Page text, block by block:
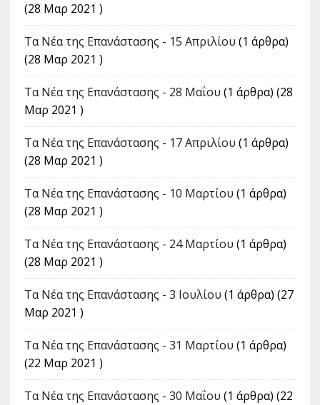
(28 Μαρ 2021 )
Τα Νέα της Επανάστασης - 15 Απριλίου (1 άρθρα)
(28 Μαρ 2021 )
Τα Νέα της Επανάστασης - 28 Μαΐου (1 άρθρα) (28
Μαρ 2021 )
Τα Νέα της Επανάστασης - 17 Απριλίου (1 άρθρα)
(28 Μαρ 2021 )
Τα Νέα της Επανάστασης - 10 Μαρτίου (1 άρθρα)
(28 Μαρ 2021 )
Τα Νέα της Επανάστασης - 24 Μαρτίου (1 άρθρα)
(28 Μαρ 2021 )
Τα Νέα της Επανάστασης - 3 Ιουλίου (1 άρθρα) (27
Μαρ 2021 )
Τα Νέα της Επανάστασης - 31 Μαρτίου (1 άρθρα)
(22 Μαρ 2021 )
Τα Νέα της Επανάστασης - 30 Μαΐου (1 άρθρα) (22